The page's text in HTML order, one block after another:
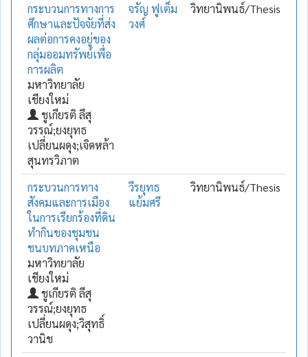
กระบวนการทางการ
ศึกษาและปัจจัยที่ส่ง
ผลต่อการคงอยู่ของ
กลุ่มออมทรัพย์เพื่อ
การผลิต
มหาวิทยาลัย
เชียงใหม่
ชูเกียรติ ลีสุ
วรรณ์;ยงยุทธ
เปลี่ยนผดุง;เจิดหล้า
สุนทรวิภาต
จรัญ ฟูเต็ม
วงศ์
วิทยานิพนธ์/Thesis
กระบวนการทาง
สังคมและการเมือง
ในการเรียกร้องที่ดิน
ทำกินของชุมชน
ชนบทภาคเหนือ
มหาวิทยาลัย
เชียงใหม่
ชูเกียรติ ลีสุ
วรรณ์;ยงยุทธ
เปลี่ยนผดุง;วิสุทธิ์
วานิช
วีรยุทธ
แย้มศรี
วิทยานิพนธ์/Thesis